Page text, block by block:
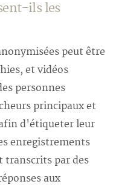
ils les
peut être
et vidéos
personnes
principaux et
d'étiqueter leur
enregistrements
transcrits par des
aux